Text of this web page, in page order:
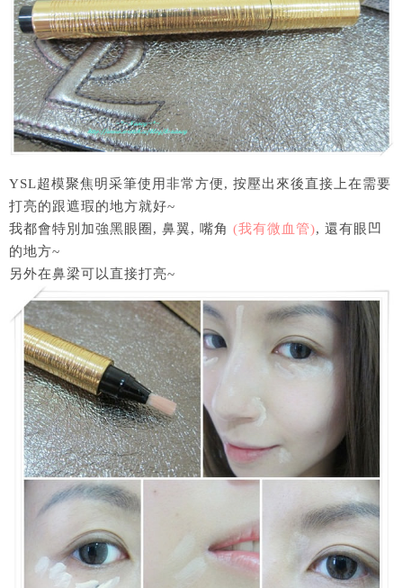
YSL超模聚焦明采筆使用非常方便, 按壓出來後直接上在需要
打亮的跟遮瑕的地方就好~
我都會特別加強黑眼圈, 鼻翼, 嘴角 (我有微血管), 還有眼凹
的地方~
另外在鼻梁可以直接打亮~